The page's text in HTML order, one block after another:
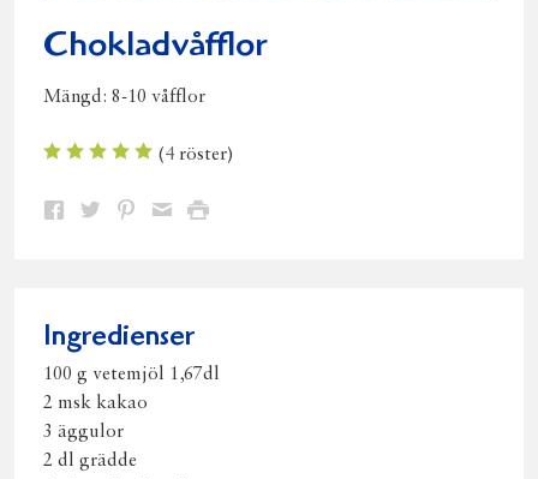
Chokladvåfflor
Mängd: 8-10 våfflor
(4 röster)
Dela Dela Dela DelaSkriv
Ingredienser
100 g vetemjöl 1,67dl
2 msk kakao
3 äggulor
2 dl grädde